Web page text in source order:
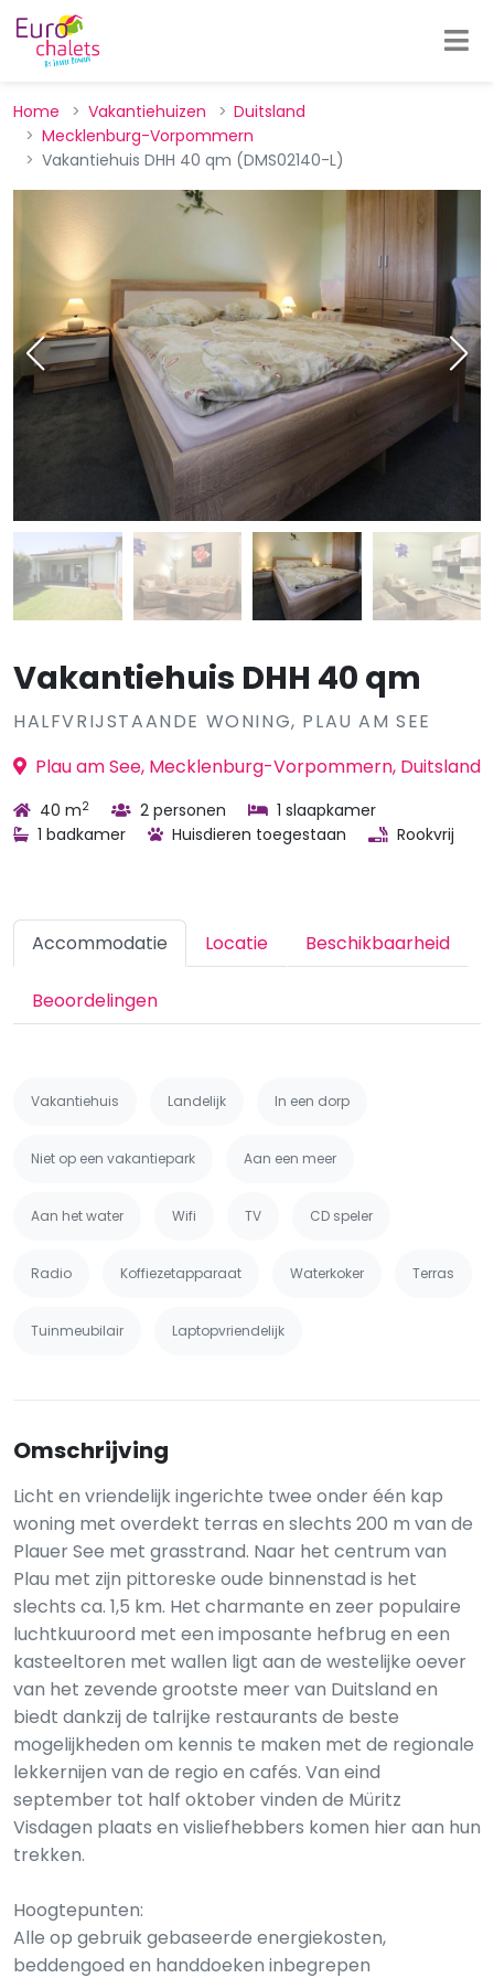
Home Vakantiehuizen
Duitsland
Mecklenburg-Vorpommern
Vakantiehuis DHH 40 qm (DMS02140-L)
Vakantiehuis DHH 40 qm
HALFVRIJSTAANDE WONING, PLAU AM SEE
Plau am See, Mecklenburg-Vorpommern, Duitsland
40 m2 2 personen
1 slaapkamer
1 badkamer
Huisdieren toegestaan Rookvrij
Accommodatie Locatie Beschikbaarheid
Beoordelingen
Vakantiehuis Landelijk In een dorp
Niet op een vakantiepark Aan een meer
Aan het water Wifi TV CD speler
Radio Koffiezetapparaat Waterkoker Terras
Tuinmeubilair Laptopvriendelijk
Omschrijving
Licht en vriendelijk ingerichte twee onder één kap
woning met overdekt terras en slechts 200 m van de
Plauer See met grasstrand. Naar het centrum van
Plau met zijn pittoreske oude binnenstad is het
slechts ca. 1,5 km. Het charmante en zeer populaire
luchtkuuroord met een imposante hefbrug en een
kasteeltoren met wallen ligt aan de westelijke oever
van het zevende grootste meer van Duitsland en
biedt dankzij de talrijke restaurants de beste
mogelijkheden om kennis te maken met de regionale
lekkernijen van de regio en cafés. Van eind
september tot half oktober vinden de Müritz
Visdagen plaats en visliefhebbers komen hier aan hun
trekken.
Hoogtepunten:
Alle op gebruik gebaseerde energiekosten,
beddengoed en handdoeken inbegrepen